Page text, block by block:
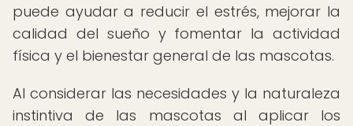
puede ayudar a reducir el estrés, mejorar la
calidad del sueño y fomentar la actividad
física y el bienestar general de las mascotas.
Al considerar las necesidades y la naturaleza
instintiva de las mascotas al aplicar los